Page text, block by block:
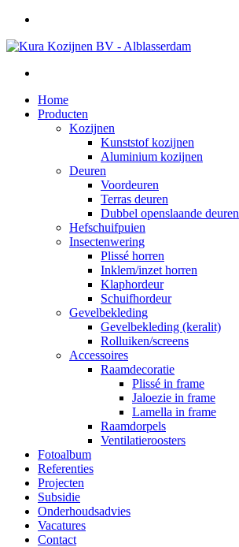
Home
Producten
Kozijnen
Kunststof kozijnen
Aluminium kozijnen
Deuren
Voordeuren
Terras deuren
Dubbel openslaande deuren
Hefschuifpuien
Insectenwering
Plissé horren
Inklem/inzet horren
Klaphordeur
Schuifhordeur
Gevelbekleding
Gevelbekleding (keralit)
Rolluiken/screens
Accessoires
Raamdecoratie
Plissé in frame
Jaloezie in frame
Lamella in frame
Raamdorpels
Ventilatieroosters
Fotoalbum
Referenties
Projecten
Subsidie
Onderhoudsadvies
Vacatures
Contact